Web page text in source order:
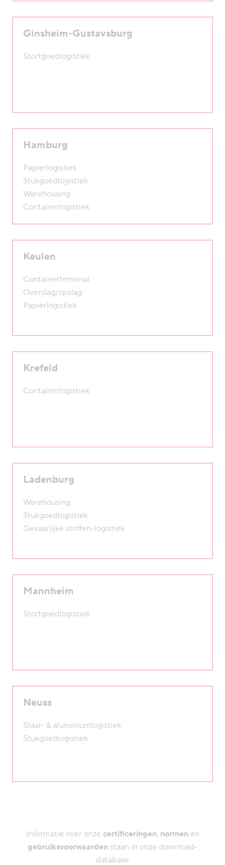
Ginsheim-Gustavsburg
Stortgoedlogistiek
Hamburg
Papierlogistiek
Stukgoedlogistiek
Warehousing
Containerlogistiek
Keulen
Containerterminal
Overslag/opslag
Papierlogistiek
Krefeld
Containerlogistiek
Ladenburg
Warehousing
Stukgoedlogistiek
Gevaarlijke stoffen-logistiek
Mannheim
Stortgoedlogistiek
Neuss
Staal- & aluminiumlogistiek
Stukgoedlogistiek
Informatie over onze certificeringen, normen en
gebruiksvoorwaarden staan in onze download-
database